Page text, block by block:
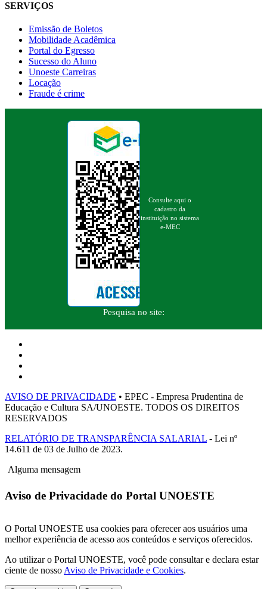
SERVIÇOS
Emissão de Boletos
Mobilidade Acadêmica
Portal do Egresso
Sucesso do Aluno
Unoeste Carreiras
Locação
Fraude é crime
Consulte aqui o
cadastro da
instituição no sistema
e-MEC
Pesquisa no site:
AVISO DE PRIVACIDADE • EPEC - Empresa Prudentina de
Educação e Cultura SA/UNOESTE. TODOS OS DIREITOS
RESERVADOS
RELATÓRIO DE TRANSPARÊNCIA SALARIAL - Lei nº
14.611 de 03 de Julho de 2023.
Alguma mensagem
Aviso de Privacidade do Portal UNOESTE
O Portal UNOESTE usa cookies para oferecer aos usuários uma
melhor experiência de acesso aos conteúdos e serviços oferecidos.
Ao utilizar o Portal UNOESTE, você pode consultar e declara estar
ciente de nosso Aviso de Privacidade e Cookies.